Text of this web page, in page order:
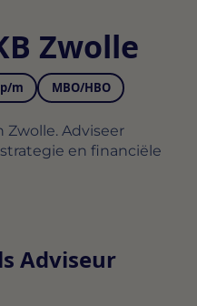
Zwolle
p/m MBO/HBO
Zwolle. Adviseer
en financiële
Adviseur